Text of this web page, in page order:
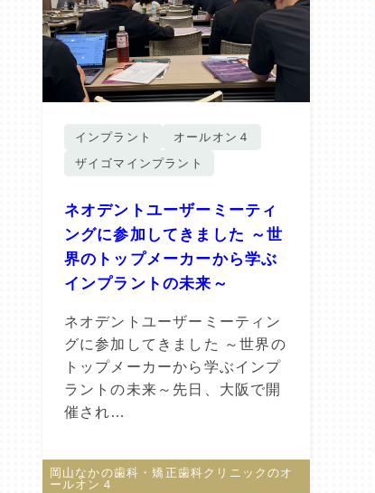
インプラント
オールオン４
ザイゴマインプラント
ネオデントユーザーミーティ
ングに参加してきました ～世
界のトップメーカーから学ぶ
インプラントの未来～
ネオデントユーザーミーティン
グに参加してきました ～世界の
トップメーカーから学ぶインプ
ラントの未来～先日、大阪で開
催され…
岡山なかの歯科・矯正歯科クリニックのオ
ールオン４